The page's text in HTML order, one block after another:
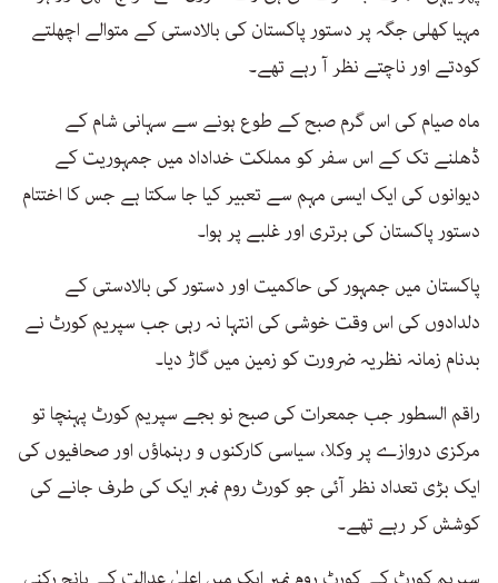
مہیا كھلی جگہ پر دستور پاكستان كی بالادستی كے متوالے اچھلتے
كودتے اور ناچتے نظر آ رہے تھے۔
ماہ صیام كی اس گرم صبح کے طوع ہونے سے سہانی شام كے
ڈھلنے تک كے اس سفر كو مملكت خداداد میں جمہوریت كے
دیوانوں كی ایک ایسی مہم سے تعبیر كیا جا سكتا ہے جس كا اختتام
دستور پاكستان كی برتری اور غلبے پر ہوا۔
پاكستان میں جمہور كی حاكمیت اور دستور كی بالادستی كے
دلدادوں كی اس وقت خوشی كی انتہا نہ رہی جب سپریم كورٹ نے
بدنام زمانہ نظریہ ضرورت كو زمین میں گاڑ دیا۔
راقم السطور جب جمعرات کی صبح نو بجے سپریم كورٹ پہنچا تو
مركزی دروازے پر وكلا، سیاسی كاركنوں و رہنماؤں اور صحافیوں كی
ایک بڑی تعداد نظر آئی جو كورٹ روم نمبر ایک كی طرف جانے كی
كوشش كر رہے تھے۔